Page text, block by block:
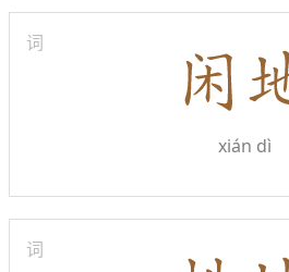
词
xián dì
词